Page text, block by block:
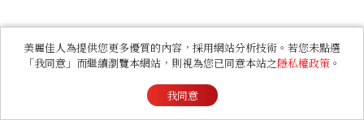
美麗佳人為提供您更多優質的內容，採用網站分析技術。若您未點選
「我同意」而繼續瀏覽本網站，則視為您已同意本站之隱私權政策 。
我同意